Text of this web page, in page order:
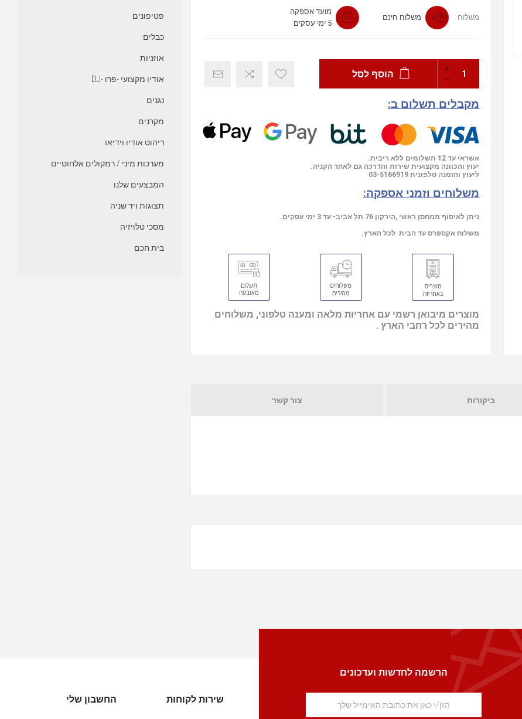
משלוח משלוח חינם
מועד אספקה
5 ימי עסקים
הוסף לסל
מקבלים תשלום ב:
אשראי עד 12 תשלומים ללא ריבית.
יעוץ והכוונה מקצועית שירות והדרכה גם לאחר הקניה.
ליעוץ והזמנה טלפונית 03-5166919
משלוחים וזמני אספקה:
ניתן לאיסוף ממחסן ראשי ,הירקון 76 תל אביב- עד 3 ימי עסקים.
משלוח אקספרס עד הבית לכל הארץ.
מוצרים מיבואן רשמי עם אחריות מלאה ומענה טלפוני, משלוחים
מהירים לכל רחבי הארץ .
ביקורות צור קשר
פטיפונים
כבלים
אוזניות
אודיו מקצועי -פרו -DJ
נגנים
מקרנים
ריהוט אודיו וידיאו
מערכות מיני / רמקולים אלחוטיים
המבצעים שלנו
תצוגות ויד שניה
מסכי טלויזיה
בית חכם
הרשמה לחדשות ועדכונים
שירות לקוחות החשבון שלי